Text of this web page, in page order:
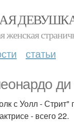
женская
статьи
с Уолл -
- всего 22.